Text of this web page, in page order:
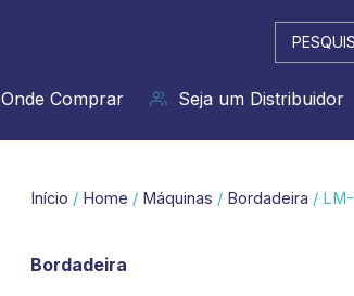
Pesquisar
...
Onde Comprar Seja um Distribuidor
Início / Home / Máquinas / Bordadeira / LM-
Bordadeira